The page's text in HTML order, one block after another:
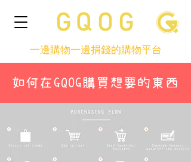
一邊購物一邊捐錢的購物平台
如何在GQOG購買想要的東西